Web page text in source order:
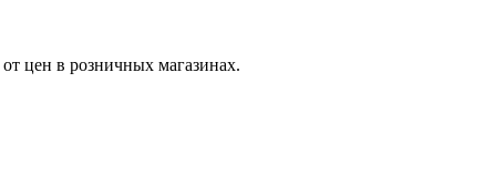
цен в розничных магазинах.